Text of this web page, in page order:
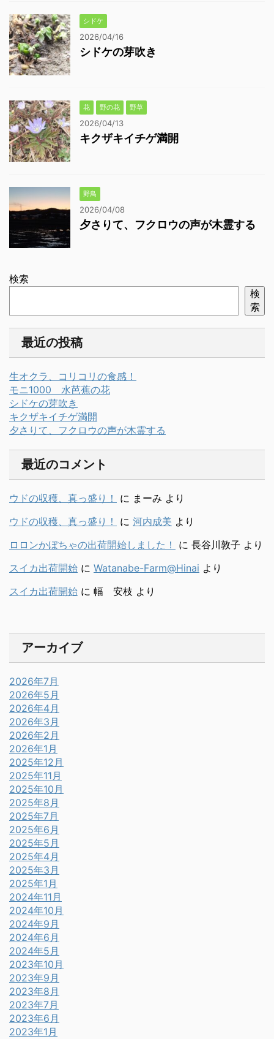
シドケ
2026/04/16
シドケの芽吹き
花 野の花 野草
2026/04/13
キクザキイチゲ満開
野鳥
2026/04/08
夕さりて、フクロウの声が木霊する
検索
検
索
最近の投稿
生オクラ、コリコリの食感！
モニ1000 水芭蕉の花
シドケの芽吹き
キクザキイチゲ満開
夕さりて、フクロウの声が木霊する
最近のコメント
ウドの収穫、真っ盛り！ に まーみ より
ウドの収穫、真っ盛り！
に 河内成美 より
ロロンかぼちゃの出荷開始しました！
に 長谷川敦子 より
スイカ出荷開始 に Watanabe-Farm@Hinai より
スイカ出荷開始 に 幅 安枝 より
アーカイブ
2026年7月
2026年5月
2026年4月
2026年3月
2026年2月
2026年1月
2025年12月
2025年11月
2025年10月
2025年8月
2025年7月
2025年6月
2025年5月
2025年4月
2025年3月
2025年1月
2024年11月
2024年10月
2024年9月
2024年6月
2024年5月
2023年10月
2023年9月
2023年8月
2023年7月
2023年6月
2023年1月